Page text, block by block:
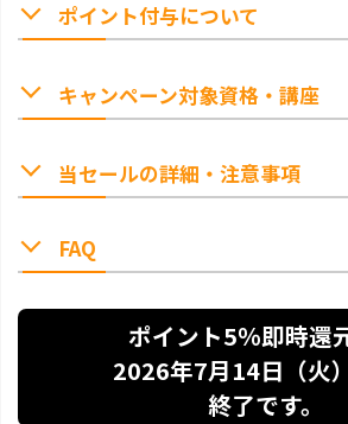
ポイント付与について
キャンペーン対象資格・講座
当セールの詳細・注意事項
FAQ
ポイント5％即時還
2026年7月14日（火
終了です。